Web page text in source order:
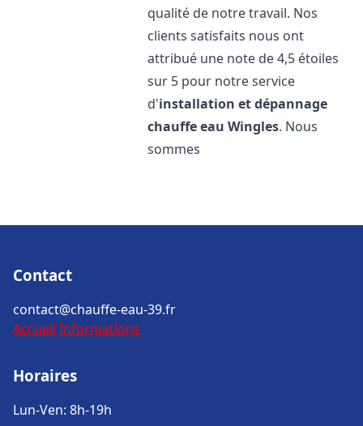
qualité de notre travail. Nos
clients satisfaits nous ont
attribué une note de 4,5 étoiles
sur 5 pour notre service
d'installation et dépannage
chauffe eau Wingles. Nous
sommes
Contact
contact@chauffe-eau-39.fr
Accueil Informations
Horaires
Lun-Ven: 8h-19h